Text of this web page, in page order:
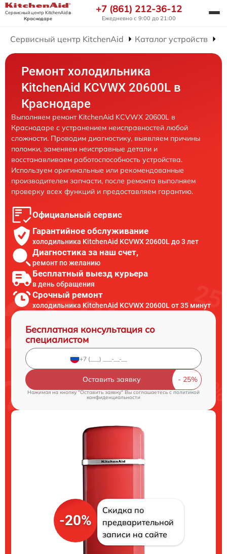
Сервисный центр KitchenAidв
Краснодаре
+7 (861) 212-36-12
Ежедневно с 9:00 до 21:00
Сервисный центр KitchenAid Каталог устройств
Ремонт холодильника
KitchenAid KCVWX 20600L в
Краснодаре
Выполняем ремонт KitchenAid KCVWX 20600L в
Краснодаре с устранением неисправностей любой
сложности. Проводим диагностику, выявляем причины
поломки, заменяем неисправные детали и
восстанавливаем работоспособность устройства.
Используем оригинальные или рекомендованные
производителем запчасти, после ремонта выполняем
проверку всех функций и предоставляем гарантию.
Официальный сервис
Гарантийное обслуживание
холодильника KitchenAid KCVWX 20600L до 3 лет
Диагностика за наш счет,
ремонт по желанию
Бесплатный выезд курьера
в день обращения
Срочный ремонт
холодильника KitchenAid KCVWX 20600L от 35 минут
Бесплатная консультация со
специалистом
Оставить заявку
Нажимая на кнопку "Оставить заявку" Вы соглашаетесь cполитикой
конфиденциальности
-20%
Скидка по
предварительной
записи на сайте